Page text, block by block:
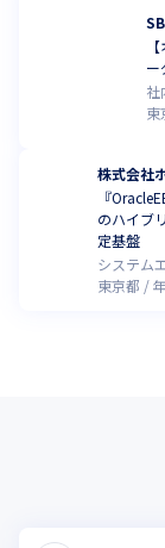
ー
社
東
株式会社
『
のハイブ
定基盤
システム
東京都